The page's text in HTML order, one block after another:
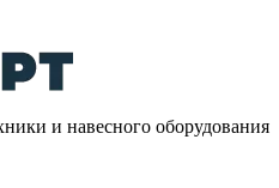
и навесного оборудования